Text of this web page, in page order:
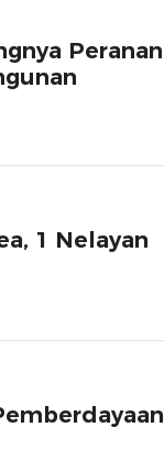
Peranan
1 Nelayan